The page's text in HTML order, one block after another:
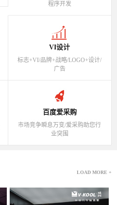
程序开发
VI设计
标志+VI/品牌+战略/LOGO+设计/
广告
百度爱采购
市场竞争瞬息万变/爱采购助您行
业突围
LOAD MORE +